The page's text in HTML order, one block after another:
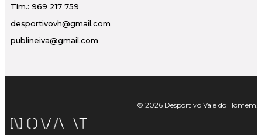
Tlm.: 969 217 759
desportivovh@gmail.com
publineiva@gmail.com
© 2026 Desportivo Vale do Homem.